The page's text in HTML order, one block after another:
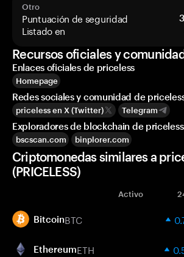
Otro
Puntuación de seguridad
Listado en
Recursos oficiales y
Enlaces oficiales de priceless
Homepage
Redes sociales y comunidad de
priceless en X (Twitter) Telegram
Exploradores de blockchain de priceless
bscscan.com binplorer.com
Criptomonedas similares a
(PRICELESS)
Activo
BitcoinBTC
EthereumETH